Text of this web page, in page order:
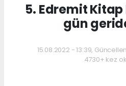
5. Edremit Kitap
gün
15.08.2022 - 13:39,
4730+ kez